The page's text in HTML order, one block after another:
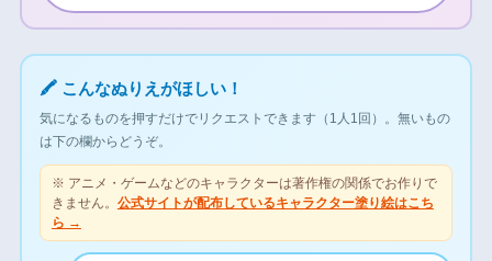
🖍 こんなぬりえがほしい！
気になるものを押すだけでリクエストできます（1人1回）。無いもの
は下の欄からどうぞ。
※ アニメ・ゲームなどのキャラクターは著作権の関係でお作りで
きません。 公式サイトが配布しているキャラクター塗り絵はこち
ら →